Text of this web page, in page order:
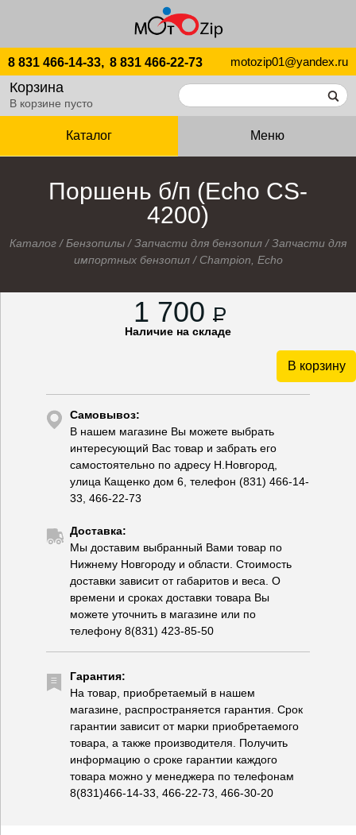
8 831 466-14-33, 8 831 466-22-73 motozip01@yandex.ru
Корзина
В корзине пусто
Каталог Меню
Поршень б/п (Echo CS-
4200)
Каталог /Бензопилы /Запчасти для бензопил /Запчасти для
импортных бензопил/ Champion, Echo
1 700 P
Наличие на складе
В корзину
Самовывоз:
В нашем магазине Вы можете выбрать
интересующий Вас товар и забрать его
самостоятельно по адресу Н.Новгород,
улица Кащенко дом 6, телефон (831) 466-14-
33, 466-22-73
Доставка:
Мы доставим выбранный Вами товар по
Нижнему Новгороду и области. Стоимость
доставки зависит от габаритов и веса. О
времени и сроках доставки товара Вы
можете уточнить в магазине или по
телефону 8(831) 423-85-50
Гарантия:
На товар, приобретаемый в нашем
магазине, распространяется гарантия. Срок
гарантии зависит от марки приобретаемого
товара, а также производителя. Получить
информацию о сроке гарантии каждого
товара можно у менеджера по телефонам
8(831)466-14-33, 466-22-73, 466-30-20